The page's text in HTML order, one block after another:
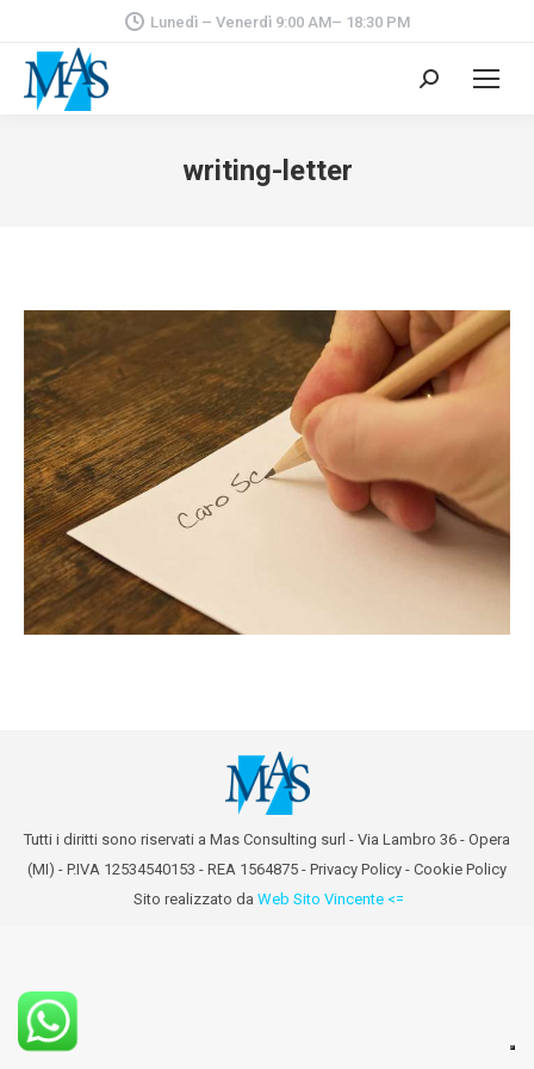
Lunedì – Venerdì 9:00 AM– 18:30 PM
Cerca:
writing-letter
Tutti i diritti sono riservati a Mas Consulting surl - Via Lambro 36 - Opera
(MI) - P.IVA 12534540153 - REA 1564875 - Privacy Policy - Cookie Policy
Sito realizzato da Web Sito Vincente <=